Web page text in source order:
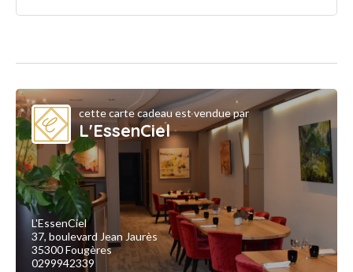
cette carte cadeau est vendue par
L'EssenCiel
L'EssenCiel
37, boulevard Jean Jaurès
35300 Fougères
0299942339